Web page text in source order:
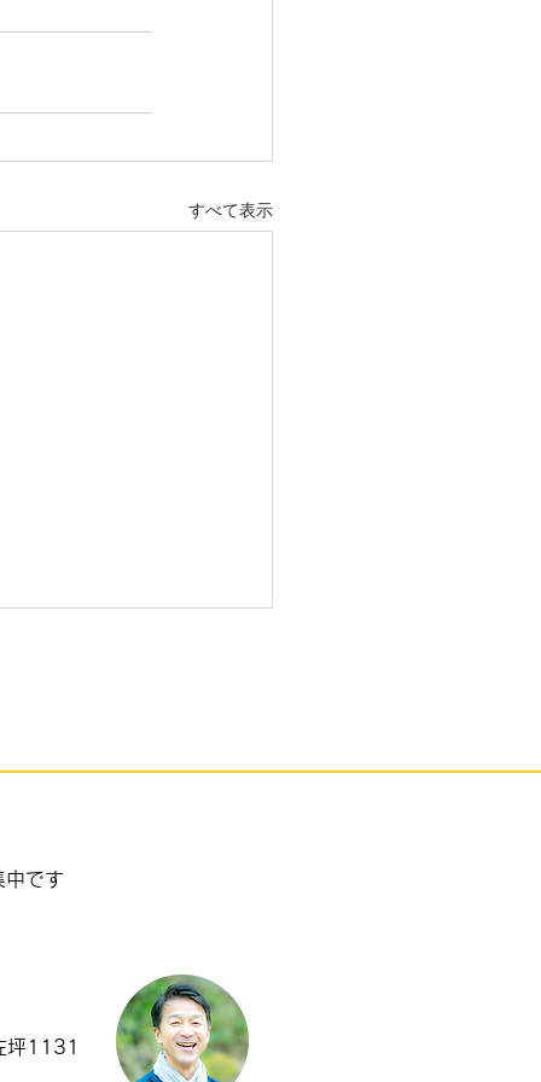
すべて表示
中です
坪1131